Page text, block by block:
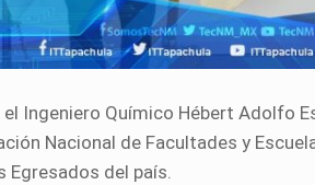
el Ingeniero Químico Hébert Adolfo
Nacional de Facultades y
Egresados del país.